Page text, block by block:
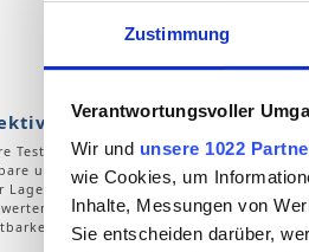
Zustimmung
Verantwortungsvoller
Wir und unsere 1022
wie Cookies, um
Inhalte, Messungen von
Sie entscheiden darüber,
Testverfahren liefern präzise, objektiv
und vergleichbare Werte. Damit sind
Lage, Ihre Leistungsfähigkeit zuverlässig
und Auskunft über die risikofreie
zu geben.